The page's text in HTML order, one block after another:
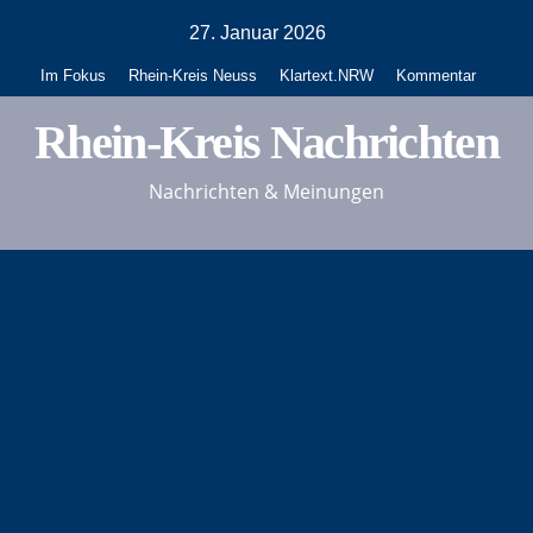
springen
27. Januar 2026
Im Fokus Rhein-Kreis Neuss Klartext.NRW Kommentar
Rhein-Kreis Nachrichten
Nachrichten & Meinungen